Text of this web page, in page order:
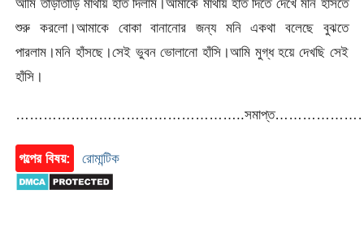
শুরু করলো।আমাকে বোকা বানানোর জন্য মনি একথা বলেছে বুঝতে
পারলাম।মনি হাঁসছে।সেই ভুবন ভোলানো হাঁসি।আমি মুগ্ধ হয়ে দেখছি সেই
হাঁসি।
গল্পের বিষয়: রোমান্টিক